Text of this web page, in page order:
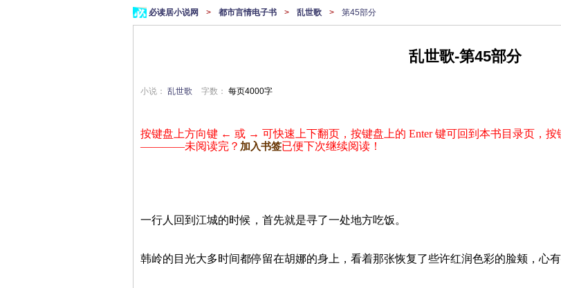
必读居小说网 > 都市言情电子书 > 乱世歌 > 第45部分
乱世歌-第45部分
小说： 乱世歌 字数： 每页4000字
按键盘上方向键 ← 或 → 可快速上下翻页，按键盘上的 Enter 键可回到本书目录页，按
————未阅读完？ 加入书签已便下次继续阅读！
一行人回到江城的时候，首先就是寻了一处地方吃饭。
韩岭的目光大多时间都停留在胡娜的身上，看着那张恢复了些许红润色彩的脸颊，心有